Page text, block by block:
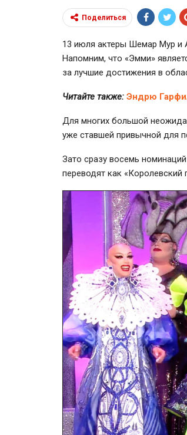
Поделиться
13 июля актеры Шемар Мур и
Напомним, что «Эмми»
за лучшие достижения в
Читайте также: Эндрю
Для многих большой
уже ставшей привычной для
Зато сразу восемь
переводят как «Королевский